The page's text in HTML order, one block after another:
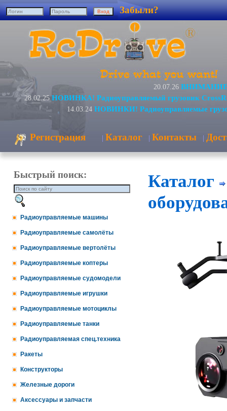
Забыли?
20.07.26 ВНИМАНИЕ!
28.02.25 НОВИНКА! Радиоуправляемый грузовик
14.03.24 НОВИНКИ! Радиоуправляемые
Регистрация | Каталог | Контакты |
Быстрый поиск:
Радиоуправляемые машины
Радиоуправляемые самолёты
Радиоуправляемые вертолёты
Радиоуправляемые коптеры
Радиоуправляемые судомодели
Радиоуправляемые игрушки
Радиоуправляемые мотоциклы
Радиоуправляемые танки
Радиоуправляемая спец.техника
Ракеты
Конструкторы
Железные дороги
Аксессуары и запчасти
Каталог